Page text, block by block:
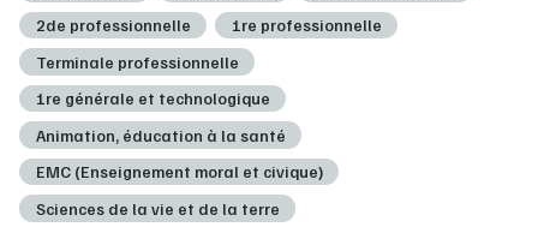
2de professionnelle
1re professionnelle
Terminale professionnelle
1re générale et technologique
Animation, éducation à la santé
EMC (Enseignement moral et civique)
Sciences de la vie et de la terre